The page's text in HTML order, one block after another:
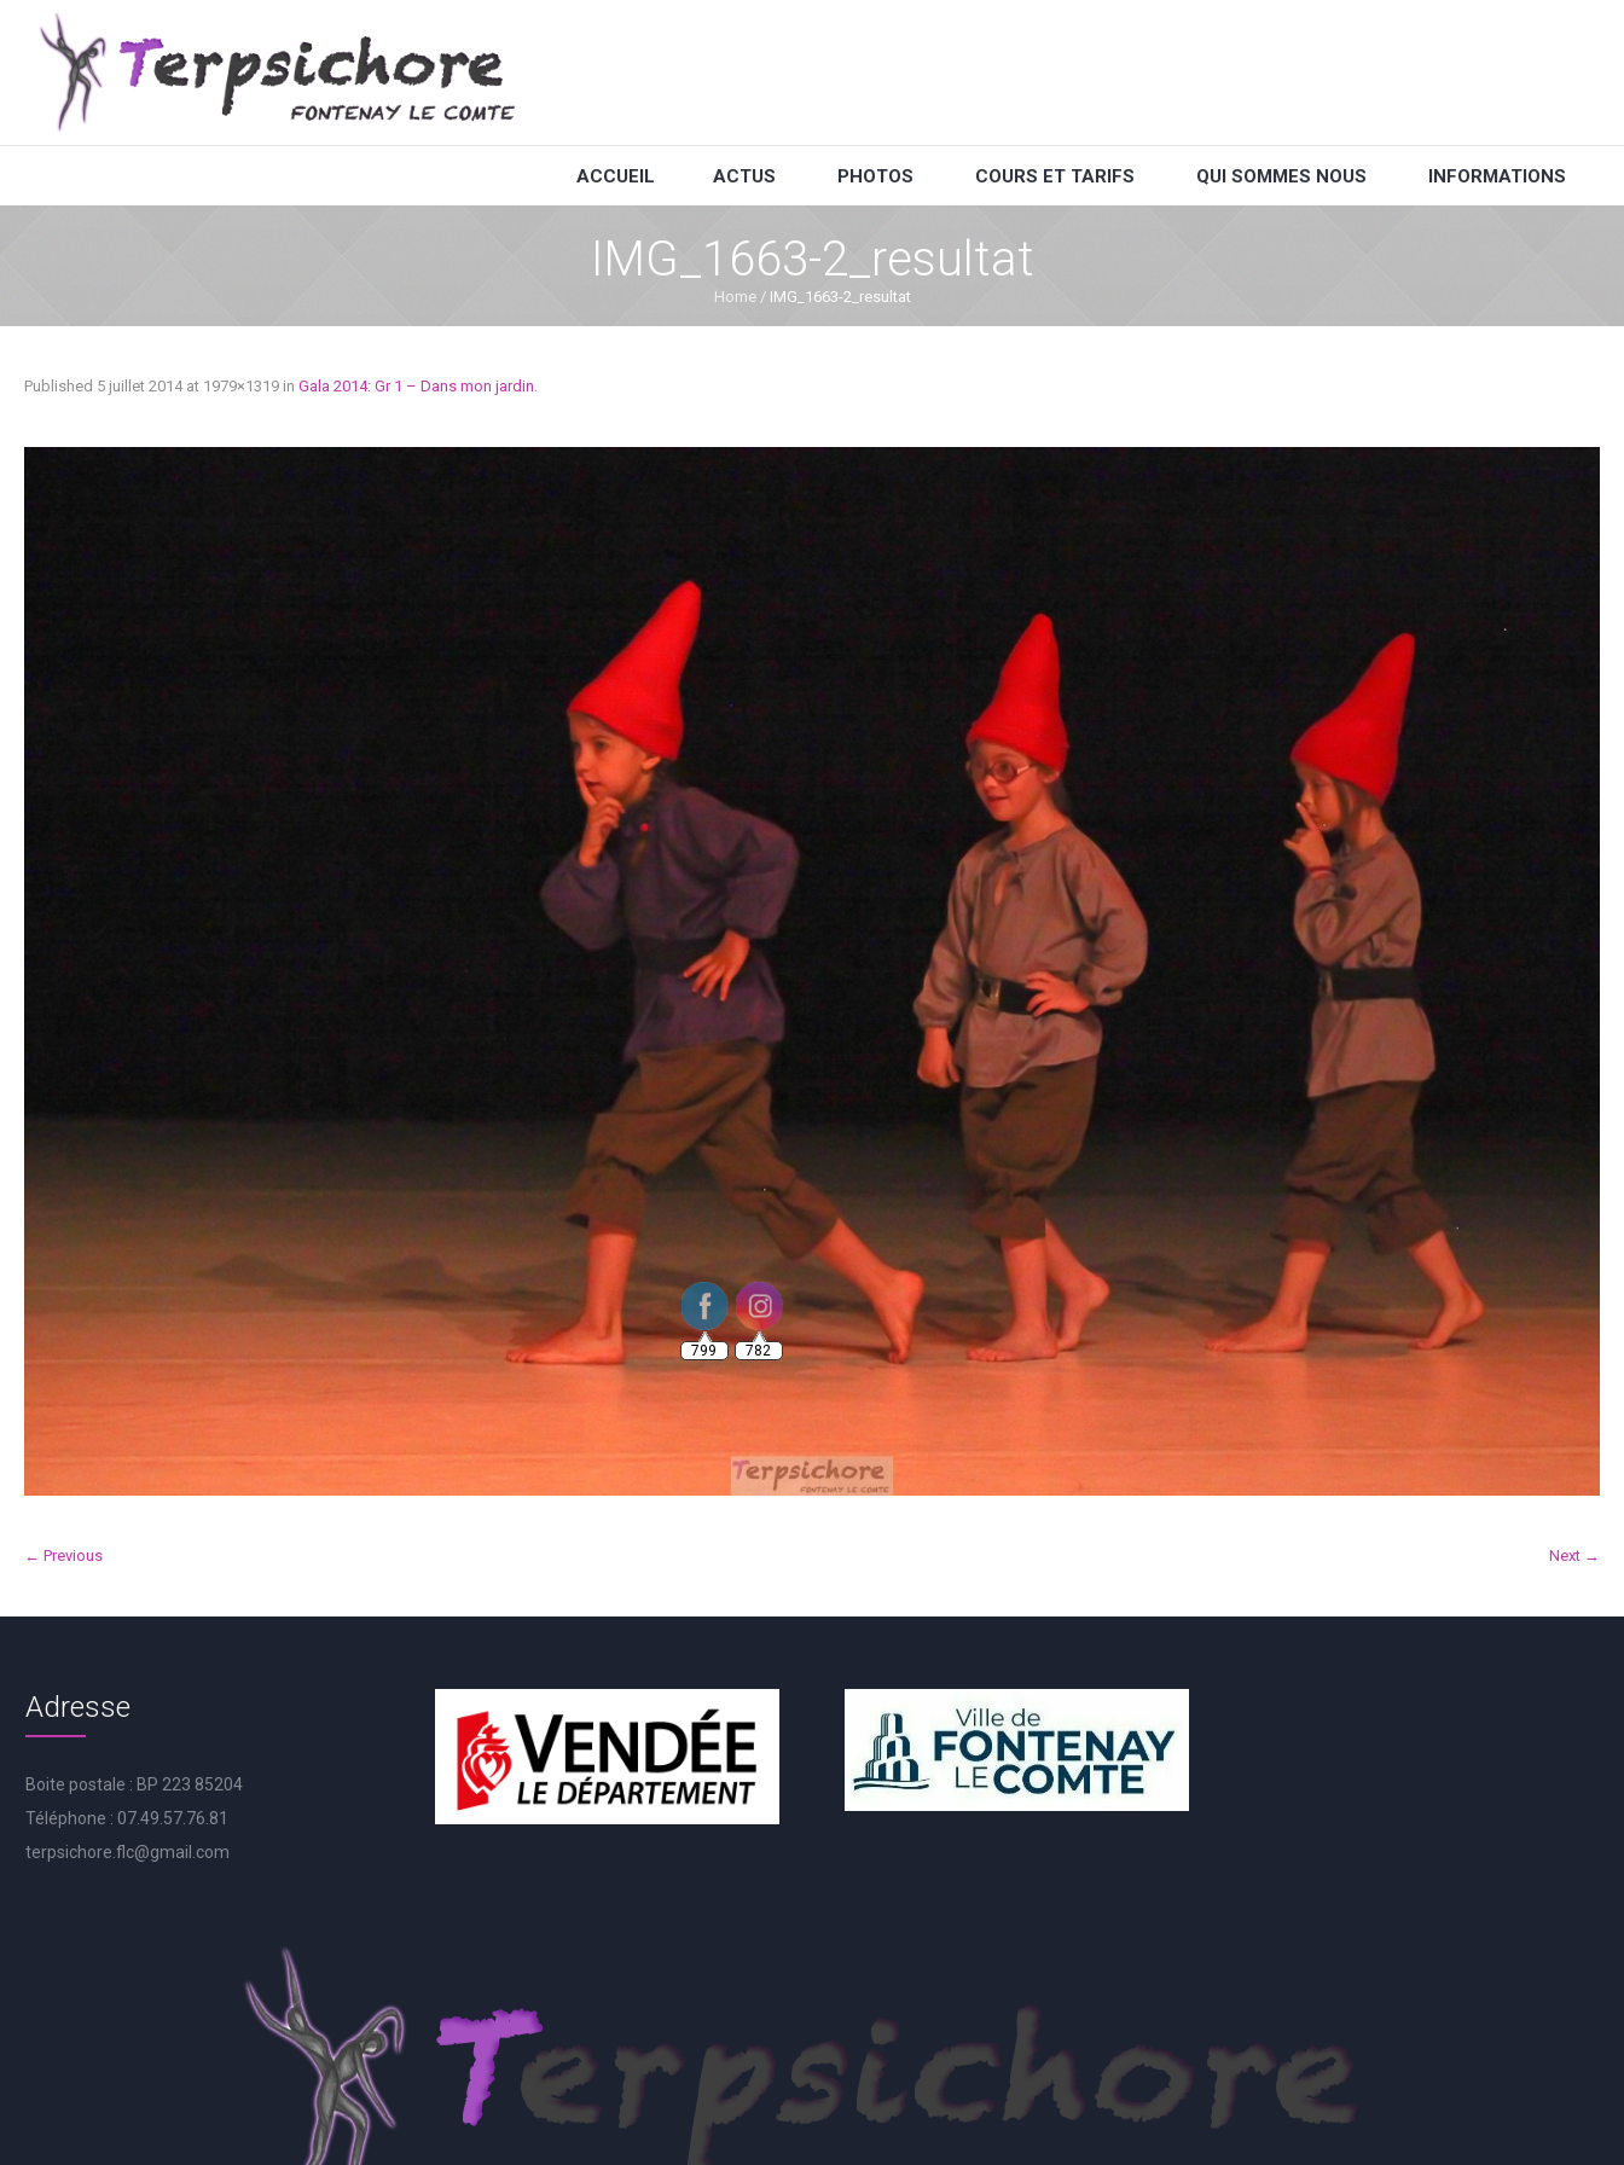
ACCUEIL ACTUS PHOTOS COURS ET TARIFS QUI SOMMES NOUS INFORMATIONS
IMG_1663-2_resultat
Home / IMG_1663-2_resultat
Published 5 juillet 2014at 1979×1319 in Gala 2014: Gr 1 – Dans mon jardin.
← Previous Next →
Adresse
Boite postale : BP 223 85204
Téléphone : 07.49.57.76.81
terpsichore.flc@gmail.com